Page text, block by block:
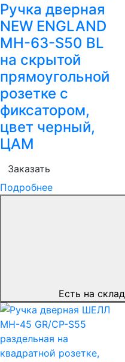
Ручка дверная
NEW ENGLAND
MH-63-S50 BL
на скрытой
прямоугольной
розетке с
фиксатором,
цвет черный,
ЦАМ
Заказать
Подробнее
Есть на